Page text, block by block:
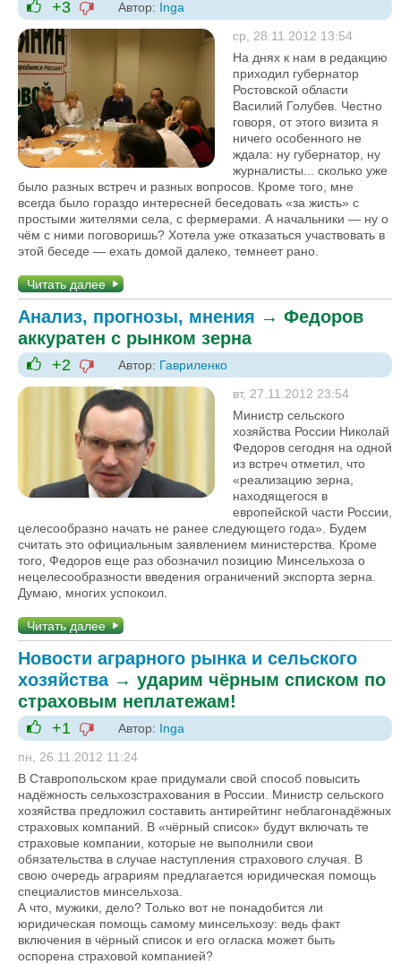
+1
+3
-1
Автор: Inga
ср, 28.11.2012 13:54
На днях к нам в редакцию
приходил губернатор
Ростовской области
Василий Голубев. Честно
говоря, от этого визита я
ничего особенного не
ждала: ну губернатор, ну
журналисты... сколько уже
было разных встреч и разных вопросов. Кроме того, мне
всегда было гораздо интересней беседовать «за жисть» с
простыми жителями села, с фермерами. А начальники — ну о
чём с ними поговоришь? Хотела уже отказаться участвовать в
этой беседе — ехать домой далеко, темнеет рано.
Читать далее
Анализ, прогнозы, мнения → Федоров
аккуратен с рынком зерна
+1
+2
-1
Автор: Гавриленко
вт, 27.11.2012 23:54
Министр сельского
хозяйства России Николай
Федоров сегодня на одной
из встреч отметил, что
«реализацию зерна,
находящегося в
европейской части России,
целесообразно начать не ранее следующего года». Будем
считать это официальным заявлением министерства. Кроме
того, Федоров еще раз обозначил позицию Минсельхоза о
нецелесообразности введения ограничений экспорта зерна.
Думаю, многих успокоил.
Читать далее
Новости аграрного рынка и сельского
хозяйства→ ударим чёрным списком по
страховым неплатежам!
+1
+1
-1
Автор: Inga
пн, 26.11.2012 11:24
В Ставропольском крае придумали свой способ повысить
надёжность сельхозстрахования в России. Министр сельского
хозяйства предложил составить антирейтинг неблагонадёжных
страховых компаний. В «чёрный список» будут включать те
страховые компании, которые не выполнили свои
обязательства в случае наступления страхового случая. В
свою очередь аграриям предлагается юридическая помощь
специалистов минсельхоза.
А что, мужики, дело? Только вот не понадобится ли
юридическая помощь самому минсельхозу: ведь факт
включения в чёрный список и его огласка может быть
оспорена страховой компанией?